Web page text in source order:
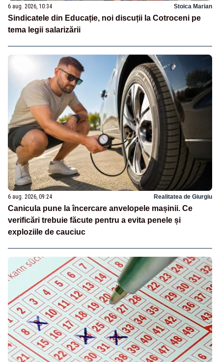
6 aug. 2026, 10:34 Stoica Marian
Sindicatele din Educație, noi discuții la Cotroceni pe
tema legii salarizării
6 aug. 2026, 09:24 Realitatea de Giurgiu
Canicula pune la încercare anvelopele mașinii. Ce
verificări trebuie făcute pentru a evita penele și
exploziile de cauciuc